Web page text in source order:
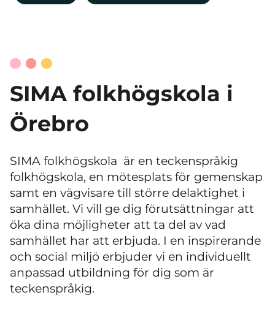
SIMA folkhögskola i
Örebro
SIMA folkhögskola är en teckenspråkig
folkhögskola, en mötesplats för gemenskap
samt en vägvisare till större delaktighet i
samhället. Vi vill ge dig förutsättningar att
öka dina möjligheter att ta del av vad
samhället har att erbjuda. I en inspirerande
och social miljö erbjuder vi en individuellt
anpassad utbildning för dig som är
teckenspråkig.